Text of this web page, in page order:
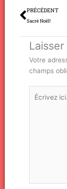
PRÉCÉDENT
Sacré Noël!
Votre
champs
Écrivez
ici…